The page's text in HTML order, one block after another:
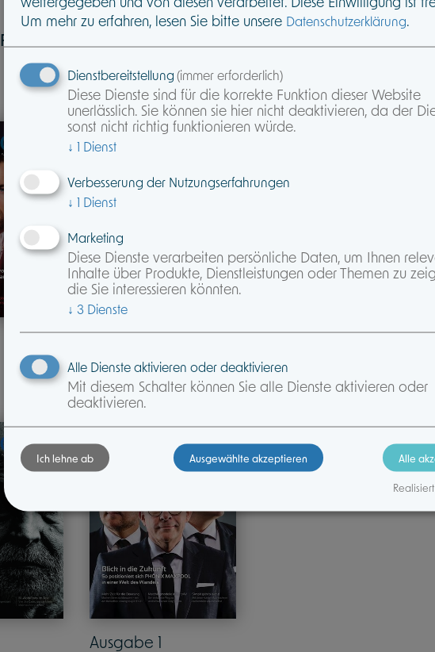
überzeugen und erfolgreich abschließen können.
POOLWORLD ist Pflichtlektüre für Makler, die mehr
Ausgabe 1
Um mehr zu erfahren, lesen Sie bitte unsere Datenschutzerklärung
Dienstbereitstellung (immer erforderlich)
Diese Dienste sind für die korrekte Funktion dieser Website
unerlässlich. Sie können sie hier nicht deaktivieren, da der
sonst nicht richtig funktionieren würde.
↓ 1 Dienst
Verbesserung der Nutzungserfahrungen
↓ 1 Dienst
Marketing
Diese Dienste verarbeiten persönliche Daten, um Ihnen
Inhalte über Produkte, Dienstleistungen oder Themen zu
die Sie interessieren könnten.
↓ 3 Dienste
Alle Dienste aktivieren oder deaktivieren
Mit diesem Schalter können Sie alle Dienste aktivieren oder
deaktivieren.
Ich lehne ab Ausgewählte akzeptieren Alle